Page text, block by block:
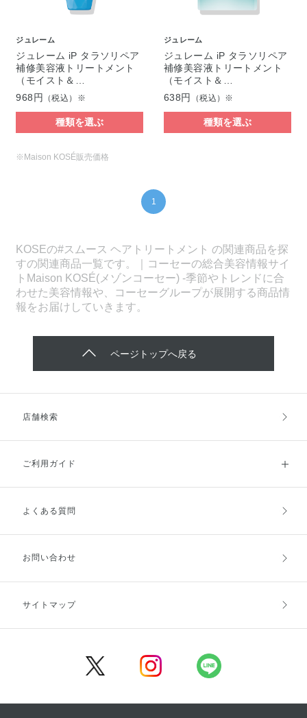
ジュレーム
ジュレーム iP タラソリペア
補修美容液トリートメント
（モイスト＆…
968円
（税込）※
種類を選ぶ
ジュレーム
ジュレーム iP タラソリペア
補修美容液トリートメント
（モイスト＆…
638円
（税込）※
種類を選ぶ
※Maison KOSÉ販売価格
1
KOSEの#スムース ヘアトリートメント の関連商品を探
すの関連商品一覧です。｜コーセーの総合美容情報サイ
トMaison KOSÉ(メゾンコーセー) -季節やトレンドに合
わせた美容情報や、コーセーグループが展開する商品情
報をお届けしていきます。
ページトップへ戻る
店舗検索
ご利用ガイド
ご利用ガイドトップ
お支払方法
キャンセル・返品・交換
よくある質問
お問い合わせ
サイトマップ